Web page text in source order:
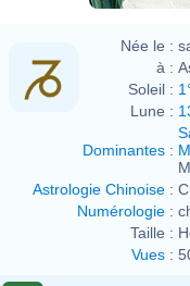
Née le :
à :
Soleil :
Lune :
Dominantes :
Astrologie Chinoise :
Numérologie :
Taille :
Vues :